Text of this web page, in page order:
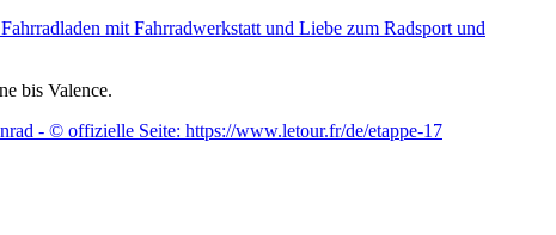
bis Valence.